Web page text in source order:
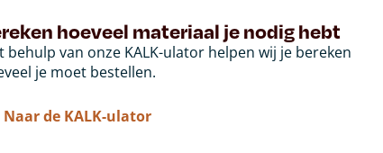
hoeveel materiaal je nodig hebt
behulp van onze KALK-ulator helpen wij je bereken
je moet bestellen.
Naar de KALK-ulator